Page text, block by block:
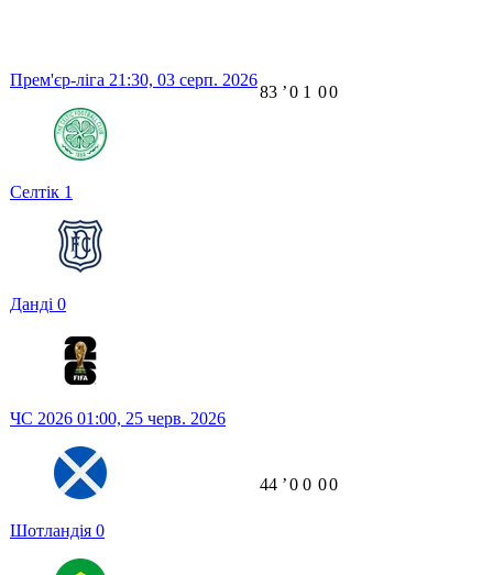
Прем'єр-ліга 21:30, 03 серп. 2026
Селтік 1
Данді 0
83 ʼ0 1 00
ЧС 2026 01:00, 25 черв. 2026
Шотландія 0
44 ʼ0 0 00